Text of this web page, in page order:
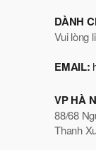
DÀNH
Vui lòng
EMAIL:
VP HÀ
88/68
Thanh